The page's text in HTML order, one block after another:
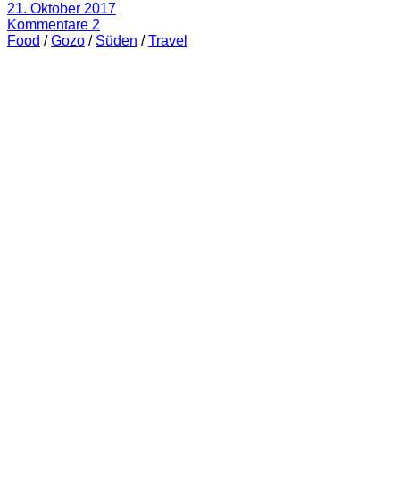
21. Oktober 2017
Kommentare 2
Food /Gozo / Süden /Travel